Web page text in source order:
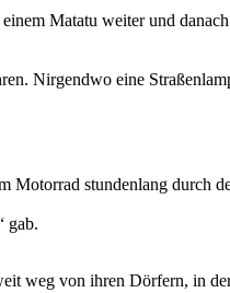
Matatu weiter und
Nirgendwo eine
stundenlang durch
gab.
weg von ihren Dörfern, in